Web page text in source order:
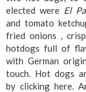
elected were El
and tomato
fried onions ,
hotdogs full of
with German
touch. Hot dogs
by clicking here.